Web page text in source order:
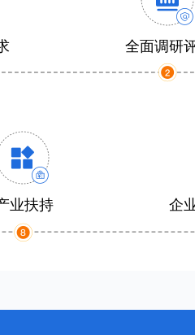
全面调研
业扶持 企